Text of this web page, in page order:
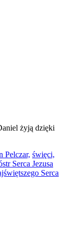
żyją dzięki
Pelczar, święci,
Serca Jezusa
Serca